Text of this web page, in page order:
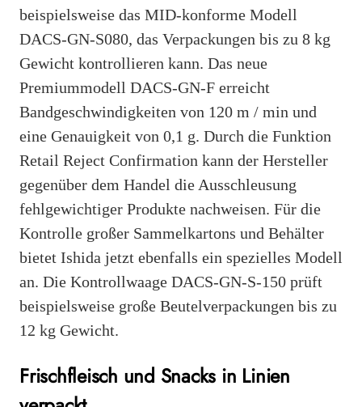
beispielsweise das MID-konforme Modell
DACS-GN-S080, das Verpackungen bis zu 8 kg
Gewicht kontrollieren kann. Das neue
Premiummodell DACS-GN-F erreicht
Bandgeschwindigkeiten von 120 m / min und
eine Genauigkeit von 0,1 g. Durch die Funktion
Retail Reject Confirmation kann der Hersteller
gegenüber dem Handel die Ausschleusung
fehlgewichtiger Produkte nachweisen. Für die
Kontrolle großer Sammelkartons und Behälter
bietet Ishida jetzt ebenfalls ein spezielles Modell
an. Die Kontrollwaage DACS-GN-S-150 prüft
beispielsweise große Beutelverpackungen bis zu
12 kg Gewicht.
Frischfleisch und Snacks in Linien